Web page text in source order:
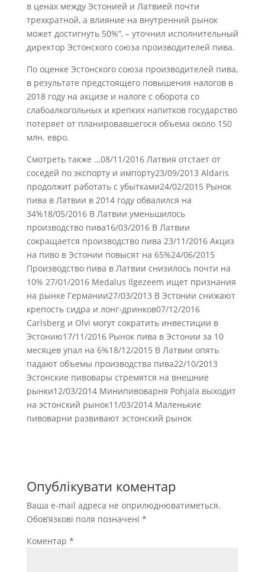
в ценах между Эстонией и Латвией почти
трехкратной, а влияние на внутренний рынок
может достигнуть 50%”, – уточнил исполнительный
директор Эстонского союза производителей пива.
По оценке Эстонского союза производителей пива,
в результате предстоящего повышения налогов в
2018 году на акцизе и налоге с оборота со
слабоалкогольных и крепких напитков государство
потеряет от планировавшегося объема около 150
млн. евро.
Смотреть также …08/11/2016 Латвия отстает от
соседей по экспорту и импорту23/09/2013 Aldaris
продолжит работать с убытками24/02/2015 Рынок
пива в Латвии в 2014 году обвалился на
34%18/05/2016 В Латвии уменьшилось
производство пива16/03/2016 В Латвии
сокращается производство пива 23/11/2016 Акциз
на пиво в Эстонии повысят на 65%24/06/2015
Производство пива в Латвии снизилось почти на
10% 27/01/2016 Medalus Ilgezeem ищет признания
на рынке Германии27/03/2013 В Эстонии снижают
крепость сидра и лонг-дринков07/12/2016
Carlsberg и Olvi могут сократить инвестиции в
Эстонию17/11/2016 Рынок пива в Эстонии за 10
месяцев упал на 6%18/12/2015 В Латвии опять
падают объемы производства пива22/10/2013
Эстонские пивовары стремятся на внешние
рынки12/03/2014 Минипивоварня Pоhjala выходит
на эстонский рынок11/03/2014 Маленькие
пивоварни развивают эстонский рынок
Опублікувати коментар
Ваша e-mail адреса не оприлюднюватиметься.
Обов’язкові поля позначені *
Коментар *